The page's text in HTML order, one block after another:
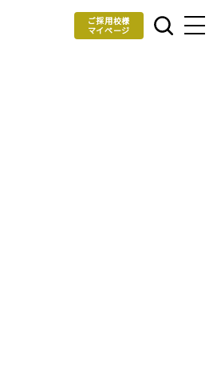
ご採用校様
マイページ